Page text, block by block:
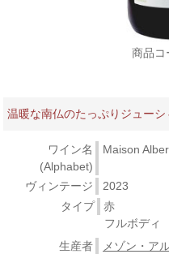
商品コ
温暖な南仏のたっぷりジュー
ワイン名
(Alphabet)
Maison
ヴィンテージ
2023
タイプ
赤
フルボデ
生産者
メゾン・ア